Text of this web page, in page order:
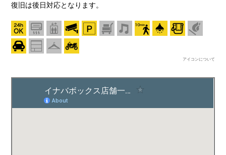
復旧は後日対応となります。
アイコンについて